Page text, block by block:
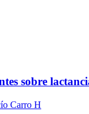
sobre
Carro H